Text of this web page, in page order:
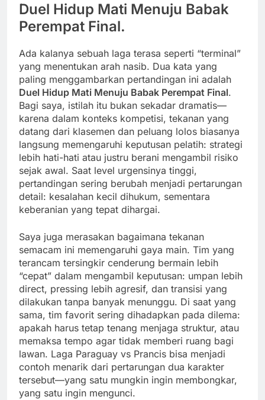
Duel Hidup Mati Menuju Babak
Perempat Final.
Ada kalanya sebuah laga terasa seperti “terminal”
yang menentukan arah nasib. Dua kata yang
paling menggambarkan pertandingan ini adalah
Duel Hidup Mati Menuju Babak Perempat Final.
Bagi saya, istilah itu bukan sekadar dramatis—
karena dalam konteks kompetisi, tekanan yang
datang dari klasemen dan peluang lolos biasanya
langsung memengaruhi keputusan pelatih: strategi
lebih hati-hati atau justru berani mengambil risiko
sejak awal. Saat level urgensinya tinggi,
pertandingan sering berubah menjadi pertarungan
detail: kesalahan kecil dihukum, sementara
keberanian yang tepat dihargai.
Saya juga merasakan bagaimana tekanan
semacam ini memengaruhi gaya main. Tim yang
terancam tersingkir cenderung bermain lebih
“cepat” dalam mengambil keputusan: umpan lebih
direct, pressing lebih agresif, dan transisi yang
dilakukan tanpa banyak menunggu. Di saat yang
sama, tim favorit sering dihadapkan pada dilema:
apakah harus tetap tenang menjaga struktur, atau
memaksa tempo agar tidak memberi ruang bagi
lawan. Laga Paraguay vs Prancis bisa menjadi
contoh menarik dari pertarungan dua karakter
tersebut—yang satu mungkin ingin membongkar,
yang satu ingin mengunci.